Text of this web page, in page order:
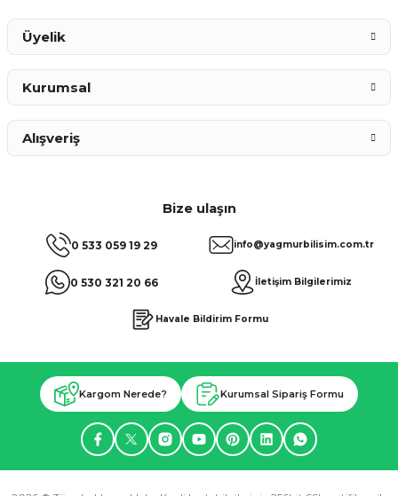
Bize ulaşın
0 533 059 19 29
0 530 321 20 66
info@yagmurbilisim.com.tr
İletişim Bilgilerimiz
Havale Bildirim Formu
Üyelik
Kurumsal
Alışveriş
Kargom Nerede? Kurumsal Sipariş Formu